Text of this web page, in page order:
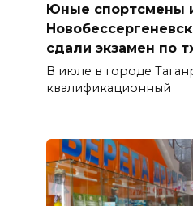
Юные спортсмены
сдали экзамен по
В июле в городе
квалификационный